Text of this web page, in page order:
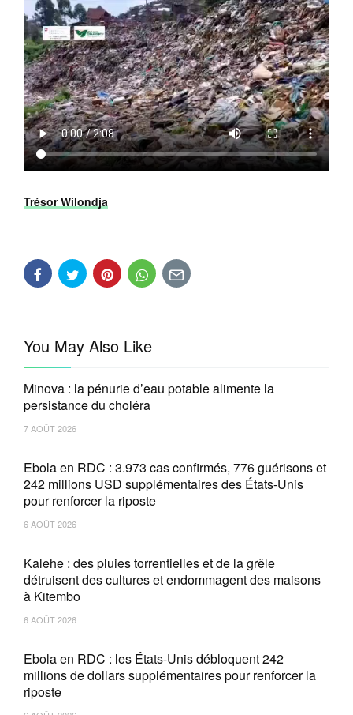
Trésor Wilondja
You May Also Like
Minova : la pénurie d’eau potable alimente la
persistance du choléra
7 AOÛT 2026
Ebola en RDC : 3.973 cas confirmés, 776 guérisons et
242 millions USD supplémentaires des États-Unis
pour renforcer la riposte
6 AOÛT 2026
Kalehe : des pluies torrentielles et de la grêle
détruisent des cultures et endommagent des maisons
à Kitembo
6 AOÛT 2026
Ebola en RDC : les États-Unis débloquent 242
millions de dollars supplémentaires pour renforcer la
riposte